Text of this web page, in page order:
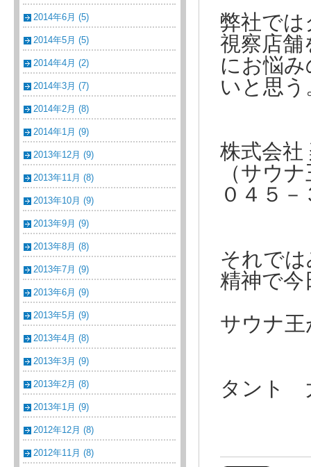
2014年6月 (5)
2014年5月 (5)
2014年4月 (2)
2014年3月 (7)
2014年2月 (8)
2014年1月 (9)
2013年12月 (9)
2013年11月 (8)
2013年10月 (9)
2013年9月 (9)
2013年8月 (8)
2013年7月 (9)
2013年6月 (9)
2013年5月 (9)
2013年4月 (8)
2013年3月 (9)
2013年2月 (8)
2013年1月 (9)
2012年12月 (8)
2012年11月 (8)
弊社で
視察店舗
にお悩
いと思う
株式会
（サウ
０４５
それで
精神で今
サウナ
タント